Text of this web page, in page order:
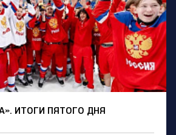
ИТОГИ ПЯТОГО ДНЯ